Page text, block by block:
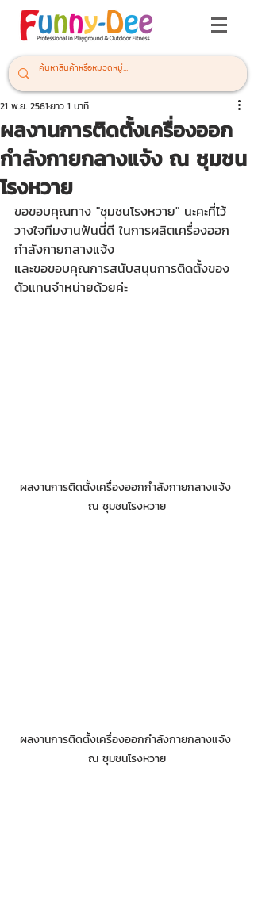
ผลงานการติดตั้งเครื่องออก
กำลังกายกลางแจ้ง ณ ชุมชน
โรงหวาย
21 พ.ย. 2561ยาว 1 นาที
ขอขอบคุณทาง "ชุมชนโรงหวาย" นะคะที่ไว้
วางใจทีมงานฟันนี่ดี ในการผลิตเครื่องออก
กำลังกายกลางแจ้ง
และขอขอบคุณการสนับสนุนการติดตั้งของ
ตัวแทนจำหน่ายด้วยค่ะ
ผลงานการติดตั้งเครื่องออกกำลังกายกลางแจ้ง
ณ ชุมชนโรงหวาย
ผลงานการติดตั้งเครื่องออกกำลังกายกลางแจ้ง
ณ ชุมชนโรงหวาย